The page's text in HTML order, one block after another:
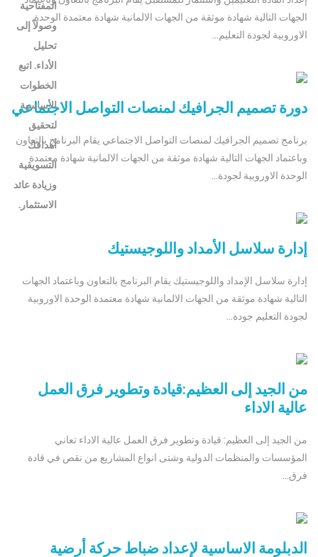
الجهات التالية شهادة موثقة من الجهات الالمانية شهادة معتمدة الوحدة
الاوروبية لجودة التعليم...
دورة تصميم الجرافيك لمنصات التواصل الاجتماعي
برنامج تصميم الجرافيك لمنصات التواصل الاجتماعي يقام البرنامج بالتعاون
وباعتماد الجهات التالية شهادة موثقة من الجهات الالمانية شهادة معتمدة
الوحدة الاوروبية لجودة...
إدارة سلاسل الأمداد واللوجيستيك
إدارة سلاسل الإمداد واللوجيستيك يقام البرنامج بالتعاون وباعتماد الجهات
التالية شهادة موثقة من الجهات الالمانية شهادة معتمدة الوحدة الاوروبية
لجودة التعليم جودة...
من الجيد إلى العظيم:قيادة وتطوير فرق العمل
عالية الاداء
من الجيد إلى العظيم: قيادة وتطوير فرق العمل عالية الاداء تعاني
المؤسسات والمنظمات الدولية وشتى انواع المشاريع من نقص في قادة
فرق...
الدبلومة الاساسية لإعداد ضباط حركة أرضية